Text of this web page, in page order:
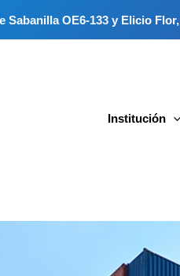
Sabanilla OE6-133 y Elicio
Institución